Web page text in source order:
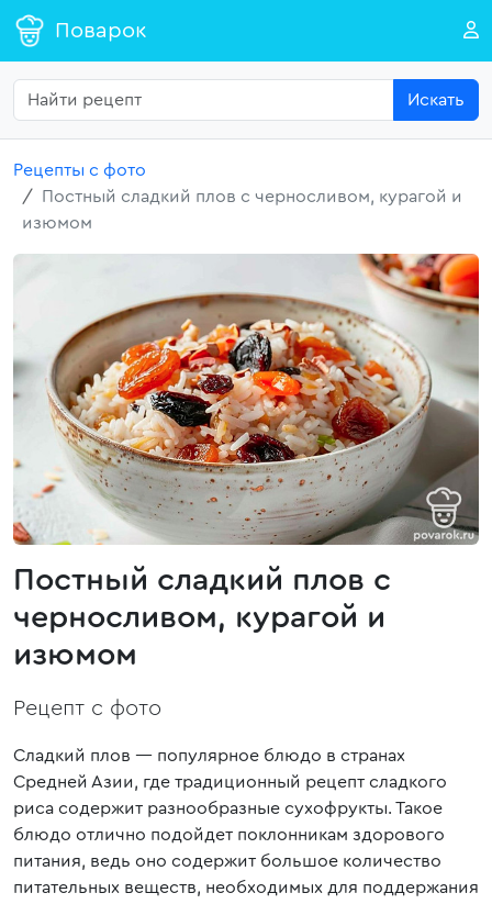
Поварок
Искать
Рецепты с фото
Постный сладкий плов с черносливом, курагой и
изюмом
Постный сладкий плов с
черносливом, курагой и
изюмом
Рецепт с фото
Сладкий плов — популярное блюдо в странах
Средней Азии, где традиционный рецепт сладкого
риса содержит разнообразные сухофрукты. Такое
блюдо отлично подойдет поклонникам здорового
питания, ведь оно содержит большое количество
питательных веществ, необходимых для поддержания